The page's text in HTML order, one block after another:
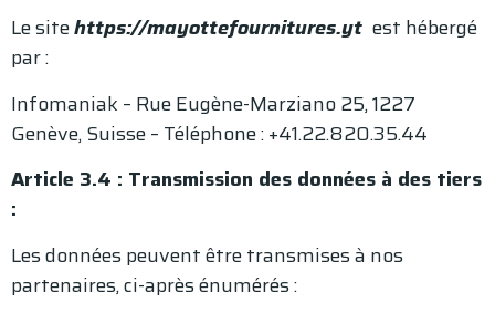
Le sitehttps://mayottefournitures.yt est hébergé
par :
Infomaniak – Rue Eugène-Marziano 25, 1227
Genève, Suisse – Téléphone : +41.22.820.35.44
Article 3.4 : Transmission des données à des tiers
:
Les données peuvent être transmises à nos
partenaires, ci-après énumérés :